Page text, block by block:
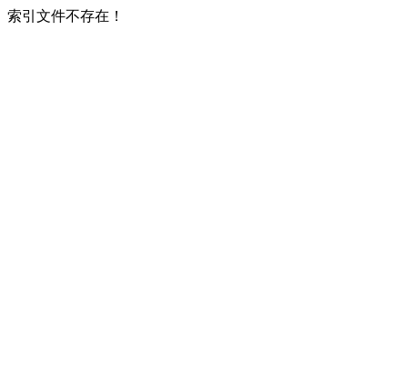
索引文件不存在！